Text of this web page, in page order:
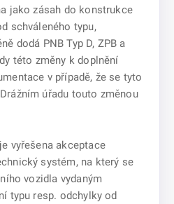
jako zásah do konstrukce
schváleného typu,
dodá PNB Typ D, ZPB a
této změny k doplnění
v případě, že se tyto
úřadu touto změnou
vyřešena akceptace
systém, na který se
vozidla vydaným
typu resp. odchylky od